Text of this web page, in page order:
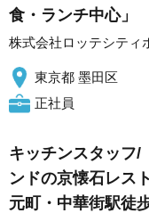
食・ランチ中心」
株式会社ロッテシティ
東京都 墨田区
正社員
キッチンスタッフ/
ンドの京懐石レス
元町・中華街駅徒